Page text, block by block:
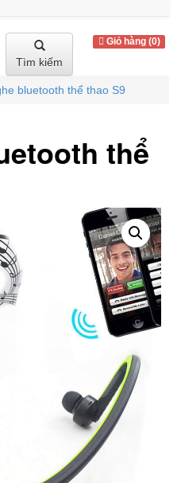
Tìm kiếm
Giỏ hàng (0)
bluetooth thể thao S9
thể